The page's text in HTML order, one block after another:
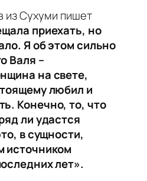
из Сухуми пишет
приехать, но
Я об этом сильно
Валя –
на свете,
любил и
Конечно, то, что
ли удастся
в сущности,
источником
лет».